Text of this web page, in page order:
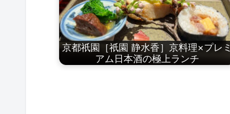
京都祇園［祇園 静水香］京料理×プレミ
アム日本酒の極上ランチ